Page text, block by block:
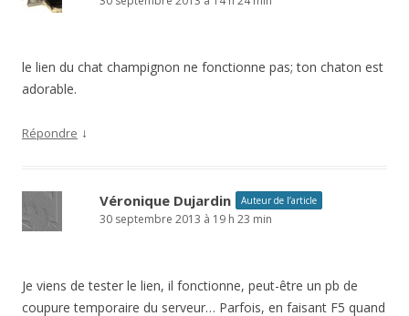
le lien du chat champignon ne fonctionne pas; ton chaton est
adorable.
Répondre ↓
Véronique Dujardin Auteur de l’article
30 septembre 2013 à 19 h 23 min
Je viens de tester le lien, il fonctionne, peut-être un pb de
coupure temporaire du serveur… Parfois, en faisant F5 quand